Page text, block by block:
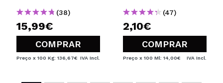
(38)
15,99€
COMPRAR
Preço x 100 Kg: 136,67€ IVA Incl.
(47)
2,10€
COMPRAR
Preço x 100 Ml: 14,00€ IVA Incl.